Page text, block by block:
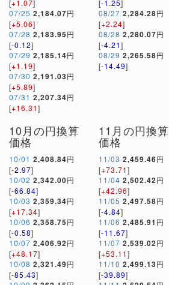
[+1.07]
07/25 2,184.07円
[+5.06]
07/28 2,183.95円
[-0.12]
07/29 2,185.14円
[+1.19]
07/30 2,191.03円
[+5.89]
07/31 2,207.34円
[+16.31]
[-1.25]
08/27 2,284.28円
[+2.24]
08/28 2,280.07円
[-4.21]
08/29 2,265.58円
[-14.49]
10月の円換算
価格
10/01 2,408.84円
[-2.97]
10/02 2,342.00円
[-66.84]
10/03 2,359.34円
[+17.34]
10/06 2,358.75円
[-0.58]
10/07 2,406.92円
[+48.17]
10/08 2,321.49円
[-85.43]
11月の円換算
価格
11/03 2,459.46円
[+73.71]
11/04 2,502.42円
[+42.96]
11/05 2,497.58円
[-4.84]
11/06 2,485.91 円
[-11.67]
11/07 2,539.02円
[+53.11]
11/10 2,499.13円
[-39.89]